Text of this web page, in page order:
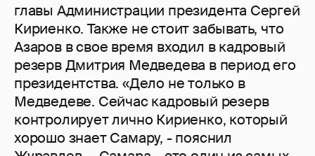
главы Администрации президента Сергей
Кириенко. Также не стоит забывать, что
Азаров в свое время входил в кадровый
резерв Дмитрия Медведева в период его
президентства. «Дело не только в
Медведеве. Сейчас кадровый резерв
контролирует лично Кириенко, который
хорошо знает Самару, - пояснил